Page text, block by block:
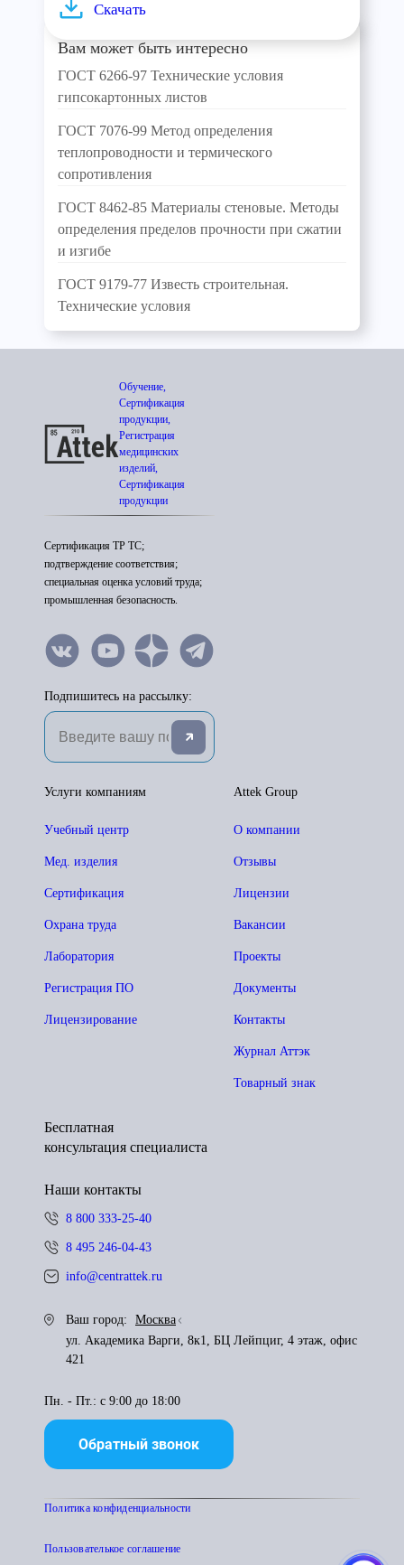
Скачать
Вам может быть интересно
ГОСТ 6266-97 Технические условия
гипсокартонных листов
ГОСТ 7076-99 Метод определения
теплопроводности и термического
сопротивления
ГОСТ 8462-85 Материалы стеновые. Методы
определения пределов прочности при сжатии
и изгибе
ГОСТ 9179-77 Известь строительная.
Технические условия
Обучение,
Сертификация
продукции,
Регистрация
медицинских
изделий,
Сертификация
продукции
Сертификация ТР ТС;
подтверждение соответствия;
специальная оценка условий труда;
промышленная безопасность.
Подпишитесь на рассылку:
Attek Group
О компании
Отзывы
Лицензии
Вакансии
Проекты
Документы
Контакты
Журнал Аттэк
Товарный знак
Услуги компаниям
Учебный центр
Мед. изделия
Сертификация
Охрана труда
Лаборатория
Регистрация ПО
Лицензирование
Бесплатная
консультация специалиста
Наши контакты
8 800 333-25-40
8 495 246-04-43
info@centrattek.ru
Ваш город:
Москва
ул. Академика Варги, 8к1, БЦ Лейпциг, 4 этаж, офис
421
Пн. - Пт.: с 9:00 до 18:00
Обратный звонок
Политика конфиденциальности
Пользователькое соглашение